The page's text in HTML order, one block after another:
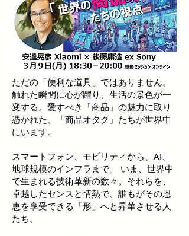
ただの「便利な道具」ではありません。
触れた瞬間に心が躍り、生活の景色が一
変する。愛すべき「商品」の魅力に取り
憑かれた、「商品オタク」たちが世界中
にいます。
スマートフォン、モビリティから、AI、
地球規模のインフラまで。 いま、世界中
で生まれる技術革新の数々。それらを、
卓越したセンスと情熱で、誰もがその恩
恵を享受できる「形」へと昇華させる人
たち。